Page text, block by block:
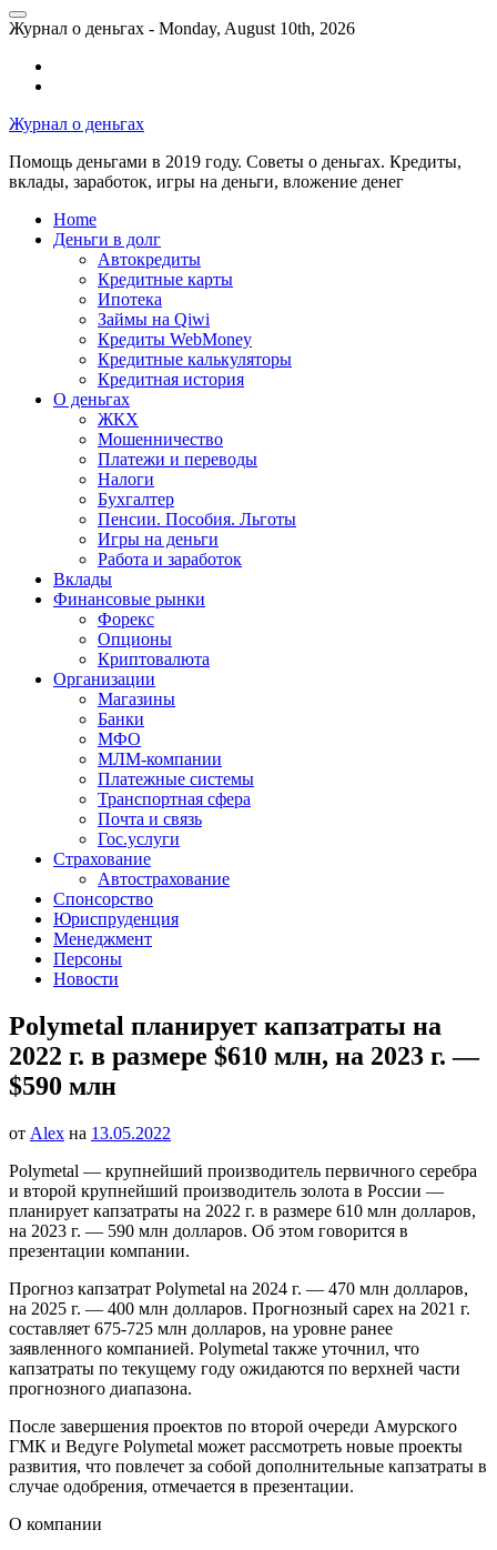
Журнал о деньгах - Monday, August 10th, 2026
банка
24
для
лиц
взять
WebMoney?
Журнал о деньгах
Помощь деньгами в 2019 году. Советы о деньгах. Кредиты,
вклады, заработок, игры на деньги, вложение денег
Home
Деньги в долг
Автокредиты
Кредитные карты
Ипотека
Займы на Qiwi
Кредиты WebMoney
Кредитные калькуляторы
Кредитная история
О деньгах
ЖКХ
Мошенничество
Платежи и переводы
Налоги
Бухгалтер
Пенсии. Пособия. Льготы
Игры на деньги
Работа и заработок
Вклады
Финансовые рынки
Форекс
Опционы
Криптовалюта
Организации
Магазины
Банки
МФО
МЛМ-компании
Платежные системы
Транспортная сфера
Почта и связь
Гос.услуги
Страхование
Автострахование
Спонсорство
Юриспруденция
Менеджмент
Персоны
Новости
Polymetal планирует капзатраты на
2022 г. в размере $610 млн, на 2023 г. —
$590 млн
от Alex на 13.05.2022
Polymetal — крупнейший производитель первичного серебра
и второй крупнейший производитель золота в России —
планирует капзатраты на 2022 г. в размере 610 млн долларов,
на 2023 г. — 590 млн долларов. Об этом говорится в
презентации компании.
Прогноз капзатрат Polymetal на 2024 г. — 470 млн долларов,
на 2025 г. — 400 млн долларов. Прогнозный capex на 2021 г.
составляет 675-725 млн долларов, на уровне ранее
заявленного компанией. Polymetal также уточнил, что
капзатраты по текущему году ожидаются по верхней части
прогнозного диапазона.
После завершения проектов по второй очереди Амурского
ГМК и Ведуге Polymetal может рассмотреть новые проекты
развития, что повлечет за собой дополнительные капзатраты в
случае одобрения, отмечается в презентации.
О компании